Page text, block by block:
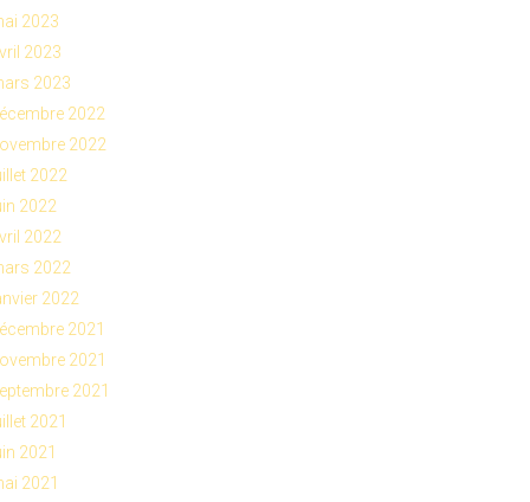
2023
2023
2023
2022
2022
2022
2022
2022
2022
2022
2021
2021
2021
2021
2021
2021